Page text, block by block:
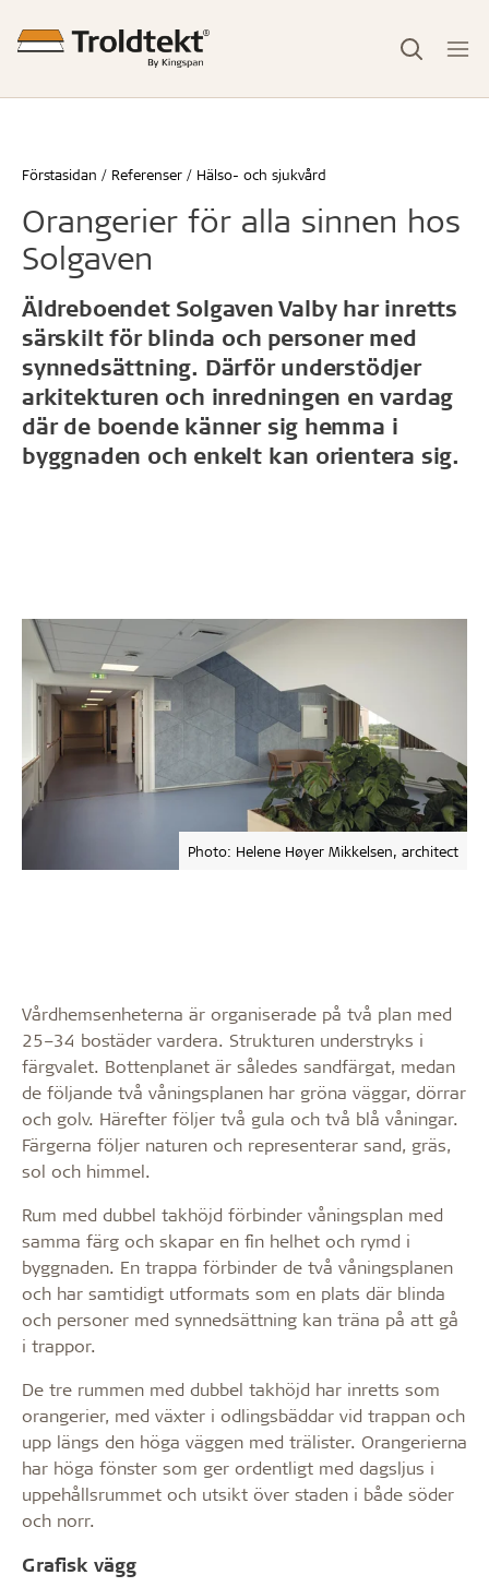
Förstasidan Referenser Hälso- och sjukvård
Orangerier för alla sinnen hos
Solgaven
Äldreboendet Solgaven Valby har inretts
särskilt för blinda och personer med
synnedsättning. Därför understödjer
arkitekturen och inredningen en vardag
där de boende känner sig hemma i
byggnaden och enkelt kan orientera sig.
Photo: Helene Høyer Mikkelsen, architect
Vårdhemsenheterna är organiserade på två plan med
25–34 bostäder vardera. Strukturen understryks i
färgvalet. Bottenplanet är således sandfärgat, medan
de följande två våningsplanen har gröna väggar, dörrar
och golv. Härefter följer två gula och två blå våningar.
Färgerna följer naturen och representerar sand, gräs,
sol och himmel.
Rum med dubbel takhöjd förbinder våningsplan med
samma färg och skapar en fin helhet och rymd i
byggnaden. En trappa förbinder de två våningsplanen
och har samtidigt utformats som en plats där blinda
och personer med synnedsättning kan träna på att gå
i trappor.
De tre rummen med dubbel takhöjd har inretts som
orangerier, med växter i odlingsbäddar vid trappan och
upp längs den höga väggen med trälister. Orangerierna
har höga fönster som ger ordentligt med dagsljus i
uppehållsrummet och utsikt över staden i både söder
och norr.
Grafisk vägg